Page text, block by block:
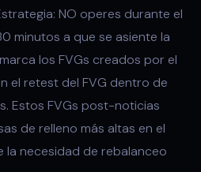
NO operes durante el
minutos a que se asiente la
los FVGs creados por el
el retest del FVG dentro de
Estos FVGs post-noticias
de relleno más altas en el
necesidad de rebalanceo